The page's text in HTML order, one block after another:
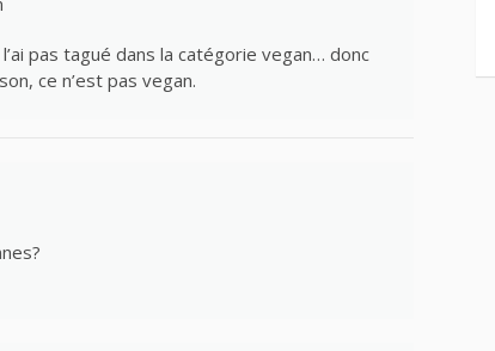
pas tagué dans la catégorie vegan… donc
ce n’est pas vegan.